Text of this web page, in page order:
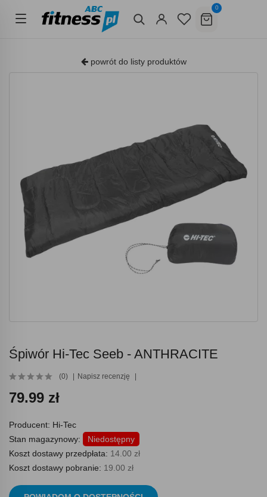
0
powrót do listy produktów
Śpiwór Hi-Tec Seeb - ANTHRACITE
(0) Napisz recenzję
79.99 zł
Producent: Hi-Tec
Stan magazynowy:
Niedostępny
Koszt dostawy przedpłata: 14.00 zł
Koszt dostawy pobranie: 19.00 zł